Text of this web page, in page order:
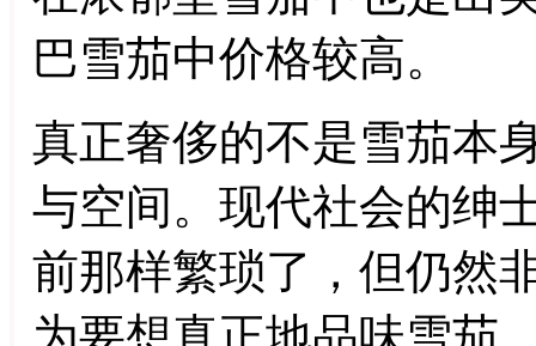
巴雪茄中价格较高。
真正奢侈的不是雪茄本
与空间。现代社会的绅
前那样繁琐了，但仍然